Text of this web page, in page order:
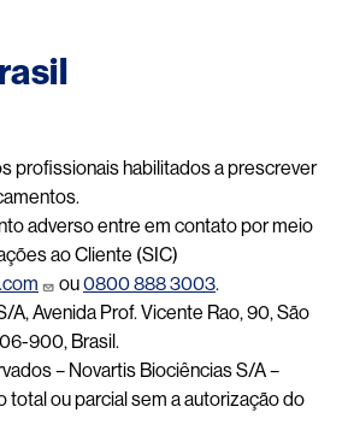
profissionais habilitados a prescrever
adverso entre em contato por meio
ao Cliente (SIC)
ou0800 888 3003.
A, Avenida Prof. Vicente Rao, 90, São
900, Brasil.
– Novartis Biociências S/A –
total ou parcial sem a autorização do